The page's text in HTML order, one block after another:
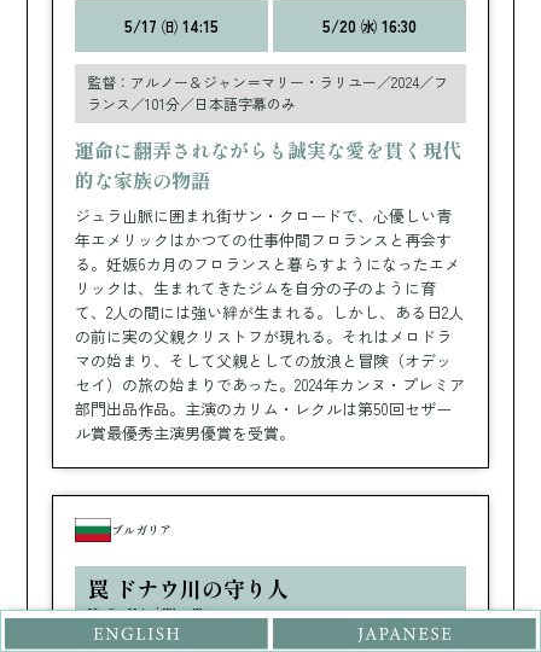
5/17 ㈰ 14:15 5/20 ㈬ 16:30
監督：アルノー＆ジャン＝マリー・ラリユー／2024／フ
ランス／101分／日本語字幕のみ
運命に翻弄されながらも誠実な愛を貫く現代
的な家族の物語
ジュラ山脈に囲まれ街サン・クロードで、心優しい青
年エメリックはかつての仕事仲間フロランスと再会す
る。妊娠6カ月のフロランスと暮らすようになったエメ
リックは、生まれてきたジムを自分の子のように育
て、2人の間には強い絆が生まれる。しかし、ある日2人
の前に実の父親クリストフが現れる。それはメロドラ
マの始まり、そして父親としての放浪と冒険（オデッ
セイ）の旅の始まりであった。2024年カンヌ・プレミア
部門出品作品。主演のカリム・レクルは第50回セザー
ル賞最優秀主演男優賞を受賞。
ブルガリア
罠 ドナウ川の守り人
KЛOПKA / The Trap